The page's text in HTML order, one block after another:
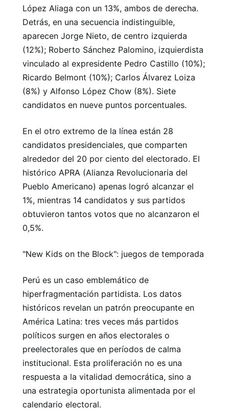
López Aliaga con un 13%, ambos de derecha.
Detrás, en una secuencia indistinguible,
aparecen Jorge Nieto, de centro izquierda
(12%); Roberto Sánchez Palomino, izquierdista
vinculado al expresidente Pedro Castillo (10%);
Ricardo Belmont (10%); Carlos Álvarez Loiza
(8%) y Alfonso López Chow (8%). Siete
candidatos en nueve puntos porcentuales.
En el otro extremo de la línea están 28
candidatos presidenciales, que comparten
alrededor del 20 por ciento del electorado. El
histórico APRA (Alianza Revolucionaria del
Pueblo Americano) apenas logró alcanzar el
1%, mientras 14 candidatos y sus partidos
obtuvieron tantos votos que no alcanzaron el
0,5%.
"New Kids on the Block": juegos de temporada
Perú es un caso emblemático de
hiperfragmentación partidista. Los datos
históricos revelan un patrón preocupante en
América Latina: tres veces más partidos
políticos surgen en años electorales o
preelectorales que en períodos de calma
institucional. Esta proliferación no es una
respuesta a la vitalidad democrática, sino a
una estrategia oportunista alimentada por el
calendario electoral.